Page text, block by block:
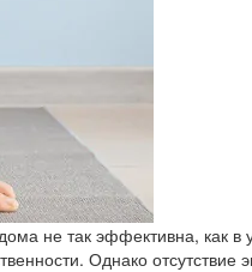
не так эффективна, как
Однако